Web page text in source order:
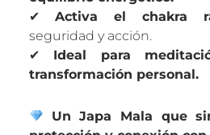
✔ Activa el chakra
seguridad y acción.
✔ Ideal para
transformación personal.
Un Japa Mala que